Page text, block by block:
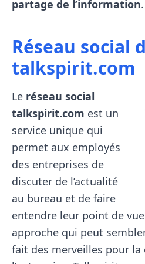
partage de l’information.
Réseau social
talkspirit.com
Le réseau social
talkspirit.com est un
service unique qui
permet aux employés
des entreprises de
discuter de l’actualité
au bureau et de faire
entendre leur point de
approche qui peut
fait des merveilles pour la